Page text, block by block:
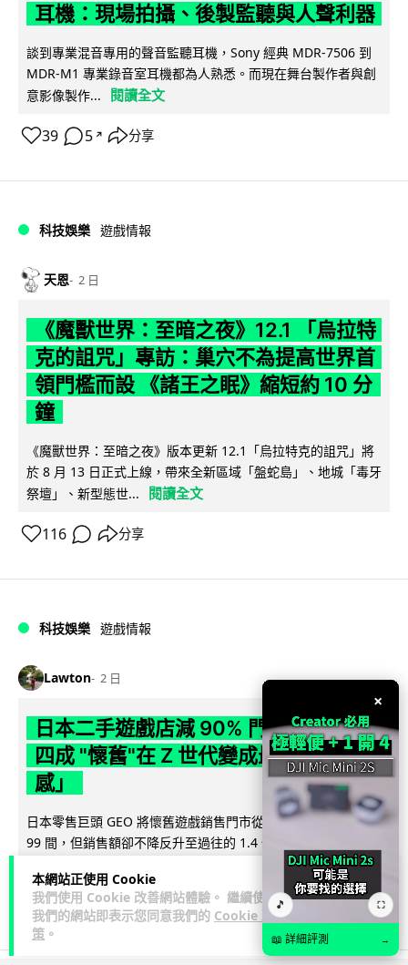
本網站正使用 Cookie
我們使用 Cookie 改善網站體驗。 繼續使用
我們的網站即表示您同意我們的 Cookie 政
策 。
耳機：現場拍攝、後製監聽與人聲利器
談到專業混音專用的聲音監聽耳機，Sony 經典 MDR-7506 到
MDR-M1 專業錄音室耳機都為人熟悉。而現在舞台製作者與創
意影像製作...
閱讀全文
39 5 ↗ 分享
科技娛樂 遊戲情報
天恩 2 日
《魔獸世界：至暗之夜》12.1 「烏拉特
克的詛咒」專訪：巢穴不為提高世界首
領門檻而設 《諸王之眠》縮短約 10 分
鐘
《魔獸世界：至暗之夜》版本更新 12.1「烏拉特克的詛咒」將
於 8 月 13 日正式上線，帶來全新區域「盤蛇島」、地城「毒牙
祭壇」、新型態世...
閱讀全文
116 分享
科技娛樂 遊戲情報
Lawton 2 日
日本二手遊戲店減 90% 門市 業績反增
四成 "懷舊"在 Z 世代變成最潮「新鮮
感」
日本零售巨頭 GEO 將懷舊遊戲銷售門市從 1,000 間大幅減至
99 間，但銷售額卻不降反升至過往的 1.4 倍。做到「減店增
262 20 ↗ 分享
×
🎵 ⛶
📖 詳細評測 →